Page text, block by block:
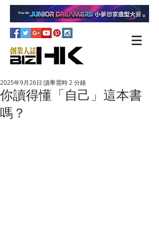
你讀得懂「自己」這本書
嗎？
2025年9月26日 讀畢需時 2 分鐘